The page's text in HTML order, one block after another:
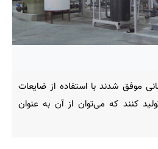
موفق شدند با استفاده از ضایعات
كنند كه می‌توان از آن به عنوان